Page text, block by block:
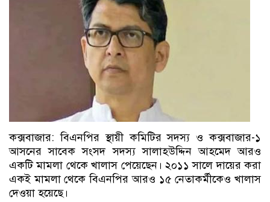
কক্সবাজার: বিএনপির স্থায়ী কমিটির সদস্য ও কক্সবাজার-১
আসনের সাবেক সংসদ সদস্য সালাহউদ্দিন আহমেদ আরও
একটি মামলা থেকে খালাস পেয়েছেন। ২০১১ সালে দায়ের করা
একই মামলা থেকে বিএনপির আরও ১৫ নেতাকর্মীকেও খালাস
দেওয়া হয়েছে।